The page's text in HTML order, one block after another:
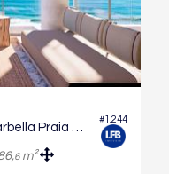
#1.244
Cobertura Duplex no Edifício Marbella Praia Brava
6m²